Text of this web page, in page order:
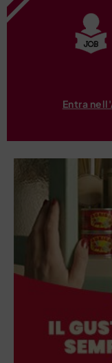
Entra